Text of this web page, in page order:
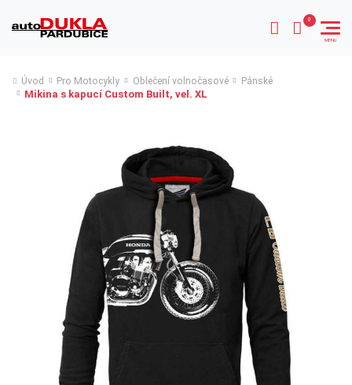
Úvod Pro Motocykly Oblečení volnočasové Pánské
Mikina s kapucí Custom Built, vel. XL